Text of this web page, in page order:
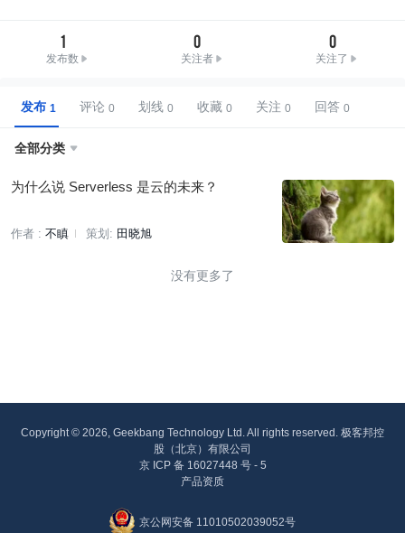
1
发布数
0
关注者
0
关注了
发布 评论 划线 收藏 关注 回答
全部分类 
为什么说 Serverless 是云的未来？
作者 : 不瞋 策划: 田晓旭
没有更多了
Copyright © 2026, Geekbang Technology Ltd. All rights reserved. 极客邦控
股（北京）有限公司
京 ICP 备 16027448 号 - 5
产品资质
京公网安备 11010502039052号